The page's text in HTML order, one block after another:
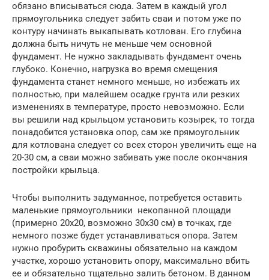
обязано вписываться сюда. Затем в каждый угол
прямоугольника следует забить сваи и потом уже по
контуру начинать выкапывать котлован. Его глубина
должна быть ничуть не меньше чем основной
фундамент. Не нужно закладывать фундамент очень
глубоко. Конечно, нагрузка во время смещения
фундамента станет немного меньше, но избежать их
полностью, при малейшем осадке грунта или резких
изменениях в температуре, просто невозможно. Если
вы решили над крыльцом установить козырек, то тогда
понадобится установка опор, сам же прямоугольник
для котлована следует со всех сторон увеличить еще на
20-30 см, а сваи можно забивать уже после окончания
постройки крыльца.
Чтобы выполнить задуманное, потребуется оставить
маленькие прямоугольники некопанной площади
(примерно 20х20, возможно 30х30 см) в точках, где
немного позже будет устанавливаться опора. Затем
нужно пробурить скважины обязательно на каждом
участке, хорошо установить опору, максимально вбить
ее и обязательно тщательно залить бетоном. В данном